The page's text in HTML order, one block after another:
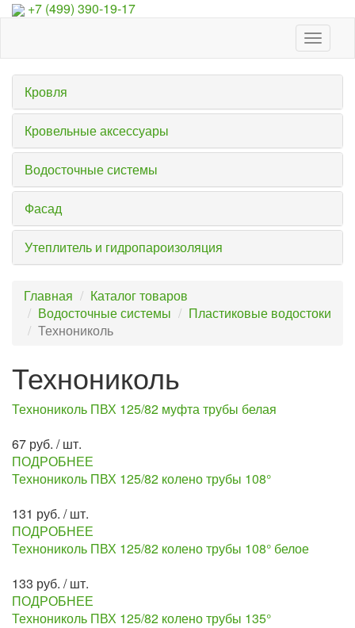
+7 (499) 390-19-17
Toggle
Кровля
Кровельные аксессуары
Водосточные системы
Фасад
Утеплитель и гидропароизоляция
Главная
Каталог товаров
Водосточные системы
Пластиковые водостоки
Технониколь
Технониколь
Технониколь ПВХ 125/82 муфта трубы белая
67 руб. / шт.
ПОДРОБНЕЕ
Технониколь ПВХ 125/82 колено трубы 108°
131 руб. / шт.
ПОДРОБНЕЕ
Технониколь ПВХ 125/82 колено трубы 108° белое
133 руб. / шт.
ПОДРОБНЕЕ
Технониколь ПВХ 125/82 колено трубы 135°